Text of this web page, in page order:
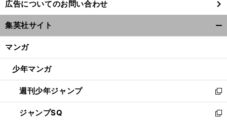
い
ウ
ィ
ン
ウ
開
く
広告についてのお問い合わせ
集英社サイト
マンガ
少年マンガ
週刊少年ジャンプ
新
し
い
ジャンプSQ
新